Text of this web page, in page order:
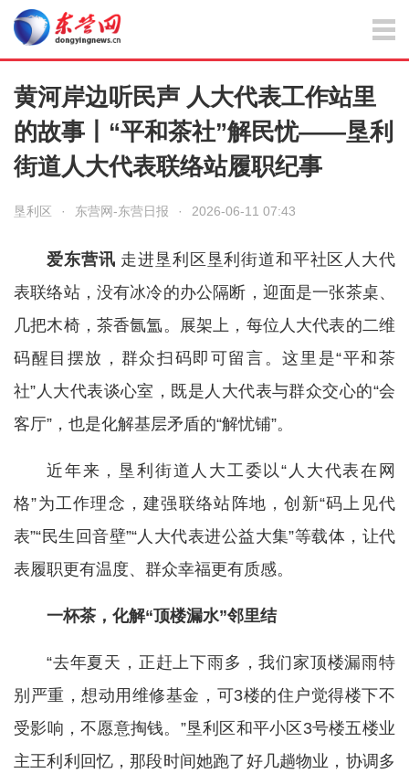
黄河岸边听民声 人大代表工作站里
的故事丨“平和茶社”解民忧——垦利
街道人大代表联络站履职纪事
垦利区 · 东营网-东营日报 · 2026-06-11 07:43
爱东营讯 走进垦利区垦利街道和平社区人大代
表联络站，没有冰冷的办公隔断，迎面是一张茶桌、
几把木椅，茶香氤氲。展架上，每位人大代表的二维
码醒目摆放，群众扫码即可留言。这里是“平和茶
社”人大代表谈心室，既是人大代表与群众交心的“会
客厅”，也是化解基层矛盾的“解忧铺”。
近年来，垦利街道人大工委以“人大代表在网
格”为工作理念，建强联络站阵地，创新“码上见代
表”“民生回音壁”“人大代表进公益大集”等载体，让代
表履职更有温度、群众幸福更有质感。
一杯茶，化解“顶楼漏水”邻里结
“去年夏天，正赶上下雨多，我们家顶楼漏雨特
别严重，想动用维修基金，可3楼的住户觉得楼下不
受影响，不愿意掏钱。”垦利区和平小区3号楼五楼业
主王利利回忆，那段时间她跑了好几趟物业，协调多